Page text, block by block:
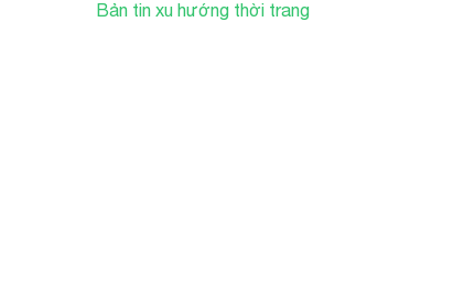
Bản tin xu hướng thời trang